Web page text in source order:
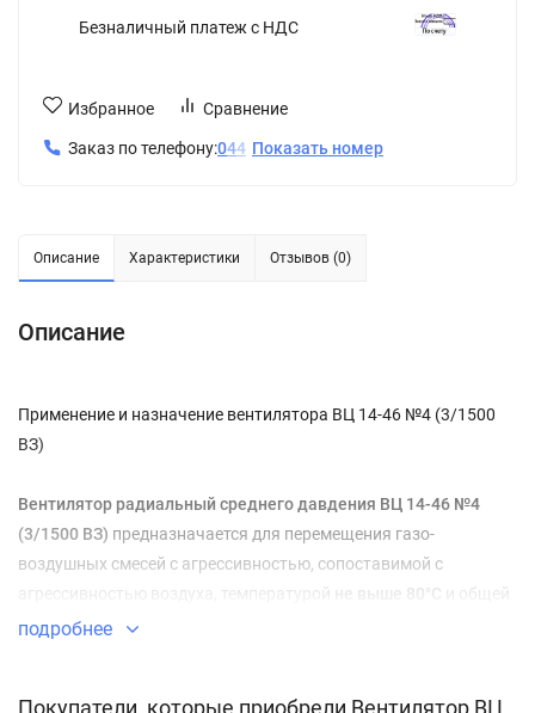
Безналичный платеж с НДС
Избранное Сравнение
Заказ по телефону:044 Показать номер
Описание Характеристики Отзывов (0)
Описание
Применение и назначение вентилятора ВЦ 14-46 №4 (3/1500
ВЗ)
Вентилятор радиальный среднего давдения ВЦ 14-46 №4
(3/1500 ВЗ) предназначается для перемещения газо-
воздушных смесей с агрессивностью, сопоставимой с
агрессивностью воздуха, температурой не выше 80°C и общей
запыленностью менее 0,1 г/м3
подробнее
Покупатели, которые приобрели Вентилятор ВЦ